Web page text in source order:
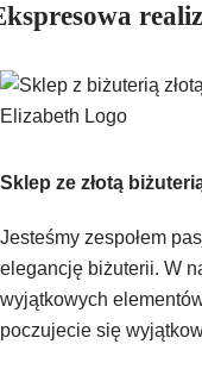
Sklep ze złotą
Jesteśmy zespołem
elegancję biżuterii. W
wyjątkowych
poczujecie się